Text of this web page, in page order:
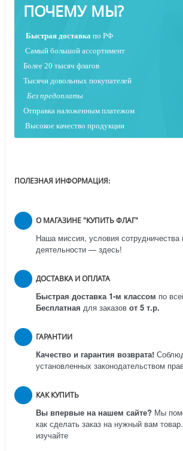
ПОЧЕМУ МЫ?
Быстрая доставка по РФ
Самый большой ассортимент
Более 20 тысяч флагов
Тысячи довольных покупателей
Без предоплаты
Отправка наложенным платежом
Высокое качество продукции
ПОЛЕЗНАЯ ИНФОРМАЦИЯ:
О МАГАЗИНЕ "КУПИТЬ ФЛАГ"
Наша миссия, условия сотрудничества
деятельности — здесь!
ДОСТАВКА И ОПЛАТА
Быстрая доставка 1-м классом по
Бесплатная для заказов от 5 т.р.
ГАРАНТИИ
Качество и гарантия возврата!
установленных законодательством
КАК КУПИТЬ
Вы впервые на нашем сайте? Мы
как сделать заказ на нужный вам
изучайте